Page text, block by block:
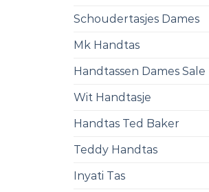
Schoudertasjes Dames
Mk Handtas
Handtassen Dames Sale
Wit Handtasje
Handtas Ted Baker
Teddy Handtas
Inyati Tas